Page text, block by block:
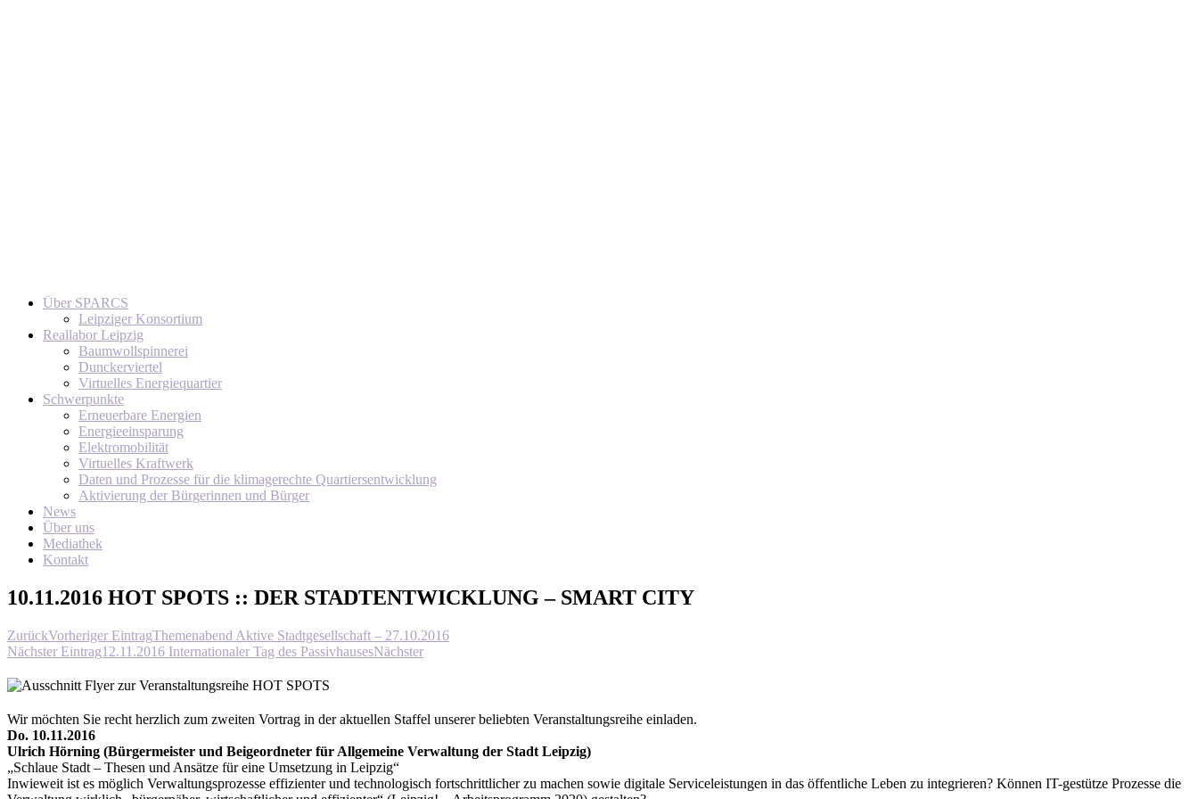
Über SPARCS
Leipziger Konsortium
Reallabor Leipzig
Baumwollspinnerei
Dunckerviertel
Virtuelles Energiequartier
Schwerpunkte
Erneuerbare Energien
Energieeinsparung
Elektromobilität
Virtuelles Kraftwerk
Daten und Prozesse für die klimagerechte Quartiersentwicklung
Aktivierung der Bürgerinnen und Bürger
News
Über uns
Mediathek
Kontakt
10.11.2016 HOT SPOTS :: DER STADTENTWICKLUNG – SMART CITY
ZurückVorheriger EintragThemenabend Aktive Stadtgesellschaft – 27.10.2016
Nächster Eintrag12.11.2016 Internationaler Tag des PassivhausesNächster
Wir möchten Sie recht herzlich zum zweiten Vortrag in der aktuellen Staffel unserer beliebten Veranstaltungsreihe einladen.
Do. 10.11.2016
Ulrich Hörning (Bürgermeister und Beigeordneter für Allgemeine Verwaltung der Stadt Leipzig)
„Schlaue Stadt – Thesen und Ansätze für eine Umsetzung in Leipzig“
Inwieweit ist es möglich Verwaltungsprozesse effizienter und technologisch fortschrittlicher zu machen sowie digitale Serviceleistungen in das öffentliche Leben zu integrieren? Können IT-gestütze Prozesse die